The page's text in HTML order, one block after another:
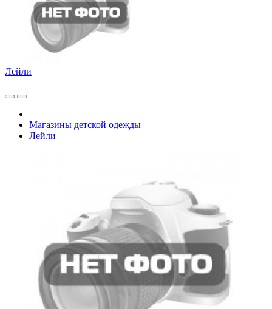
Лейли
Магазины детской одежды
Лейли